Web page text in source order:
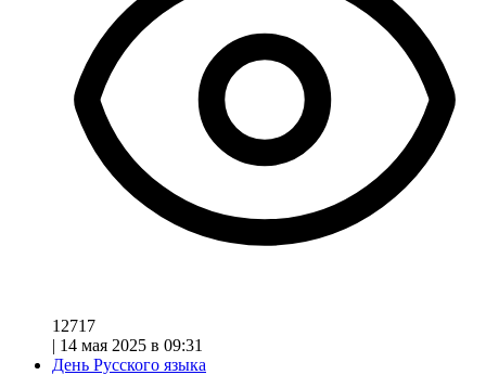
12717
| 14 мая 2025 в 09:31
День Русского языка